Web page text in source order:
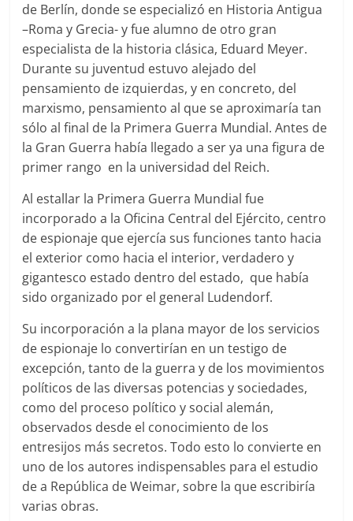
de Berlín, donde se especializó en Historia Antigua
–Roma y Grecia- y fue alumno de otro gran
especialista de la historia clásica, Eduard Meyer.
Durante su juventud estuvo alejado del
pensamiento de izquierdas, y en concreto, del
marxismo, pensamiento al que se aproximaría tan
sólo al final de la Primera Guerra Mundial. Antes de
la Gran Guerra había llegado a ser ya una figura de
primer rango en la universidad del Reich.
Al estallar la Primera Guerra Mundial fue
incorporado a la Oficina Central del Ejército, centro
de espionaje que ejercía sus funciones tanto hacia
el exterior como hacia el interior, verdadero y
gigantesco estado dentro del estado, que había
sido organizado por el general Ludendorf.
Su incorporación a la plana mayor de los servicios
de espionaje lo convertirían en un testigo de
excepción, tanto de la guerra y de los movimientos
políticos de las diversas potencias y sociedades,
como del proceso político y social alemán,
observados desde el conocimiento de los
entresijos más secretos. Todo esto lo convierte en
uno de los autores indispensables para el estudio
de a República de Weimar, sobre la que escribiría
varias obras.